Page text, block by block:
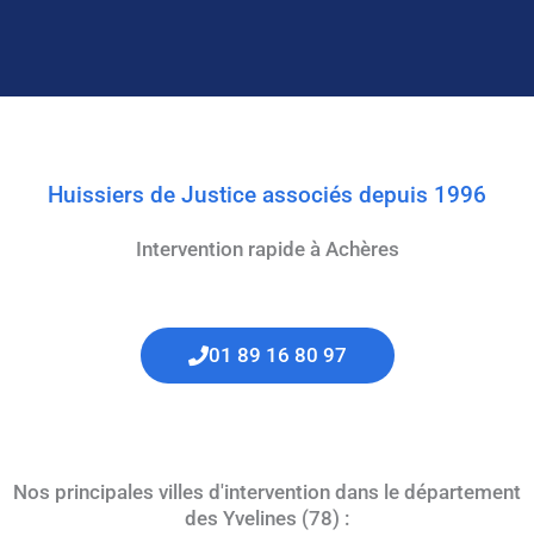
Huissiers de Justice associés depuis 1996
Intervention rapide à Achères
01 89 16 80 97
Nos principales villes d'intervention dans le département
des Yvelines (78) :